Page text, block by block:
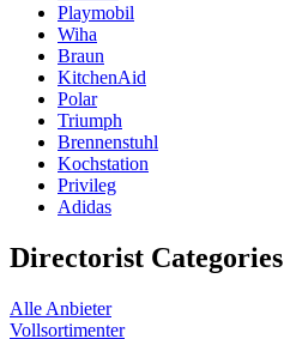
Playmobil
Wiha
Braun
KitchenAid
Polar
Triumph
Brennenstuhl
Kochstation
Privileg
Adidas
Directorist Categories
Alle Anbieter
Vollsortimenter